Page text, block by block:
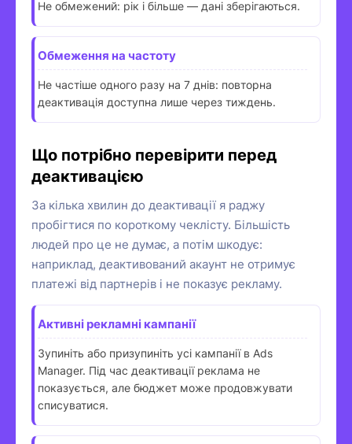
Не обмежений: рік і більше — дані зберігаються.
Обмеження на частоту
Не частіше одного разу на 7 днів: повторна
деактивація доступна лише через тиждень.
Що потрібно перевірити перед
деактивацією
За кілька хвилин до деактивації я раджу
пробігтися по короткому чеклісту. Більшість
людей про це не думає, а потім шкодує:
наприклад, деактивований акаунт не отримує
платежі від партнерів і не показує рекламу.
Активні рекламні кампанії
Зупиніть або призупиніть усі кампанії в Ads
Manager. Під час деактивації реклама не
показується, але бюджет може продовжувати
списуватися.